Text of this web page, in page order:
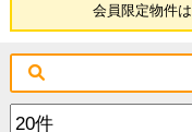
会員限定物件は